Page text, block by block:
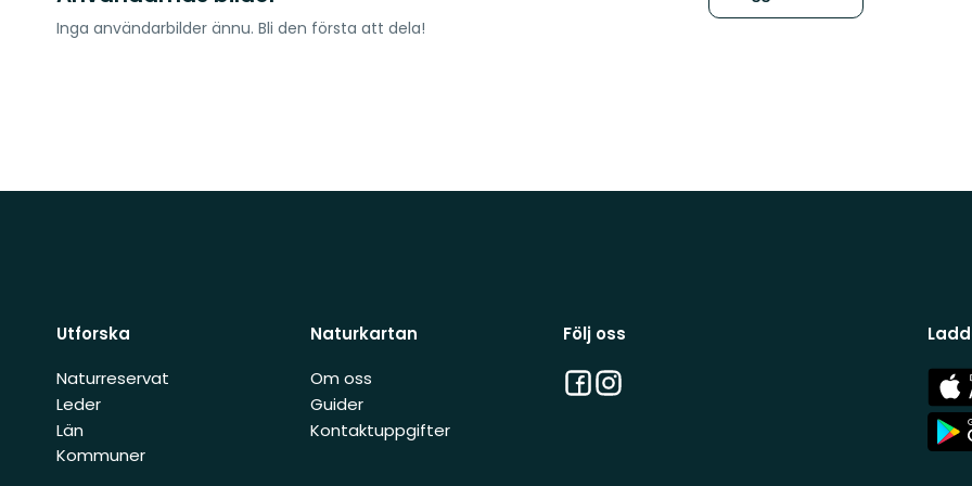
Inga användarbilder ännu. Bli den första att dela!
Utforska
Naturreservat
Leder
Län
Kommuner
Naturkartan
Om oss
Guider
Kontaktuppgifter
Följ oss
Facebook
Instagram
App
Store
App
Store